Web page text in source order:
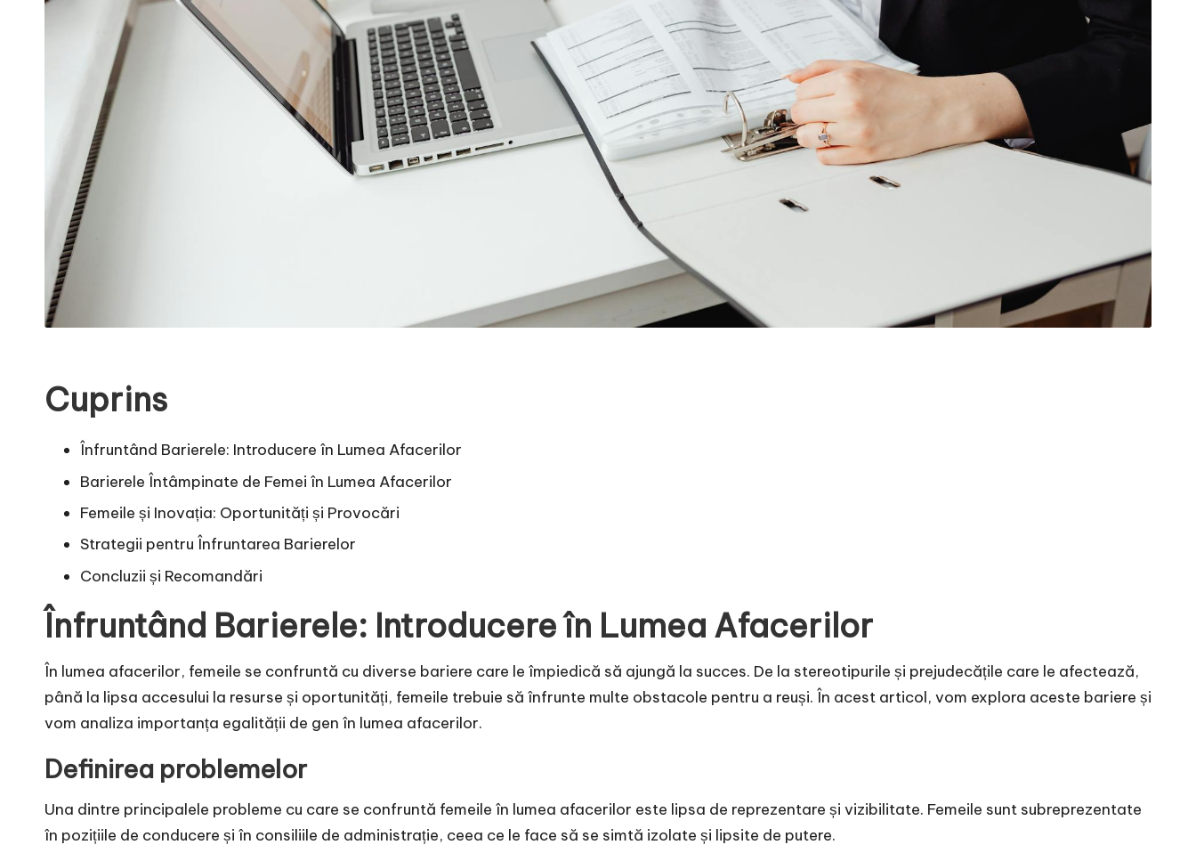
Cuprins
Înfruntând Barierele: Introducere în Lumea Afacerilor
Barierele Întâmpinate de Femei în Lumea Afacerilor
Femeile și Inovația: Oportunități și Provocări
Strategii pentru Înfruntarea Barierelor
Concluzii și Recomandări
Înfruntând Barierele: Introducere în Lumea Afacerilor
În lumea afacerilor, femeile se confruntă cu diverse bariere care le împiedică să ajungă la succes. De la stereotipurile și prejudecățile care le afectează,
până la lipsa accesului la resurse și oportunități, femeile trebuie să înfrunte multe obstacole pentru a reuși. În acest articol, vom explora aceste bariere și
vom analiza importanța egalității de gen în lumea afacerilor.
Definirea problemelor
Una dintre principalele probleme cu care se confruntă femeile în lumea afacerilor este lipsa de reprezentare și vizibilitate. Femeile sunt subreprezentate
în pozițiile de conducere și în consiliile de administrație, ceea ce le face să se simtă izolate și lipsite de putere.